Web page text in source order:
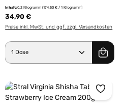
um die
oder benutze die
gewünschten
Inhalt:0.2 Kilogramm(174,50 € / 1 Kilogramm)
34,90 €
Preise inkl. MwSt. und ggf. zzgl. Versandkosten
Produkt Anzahl: Gib